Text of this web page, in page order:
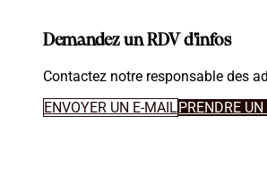
Demandez un RDV d'infos
Contactez notre responsable des
ENVOYER UN E-MAILPRENDRE